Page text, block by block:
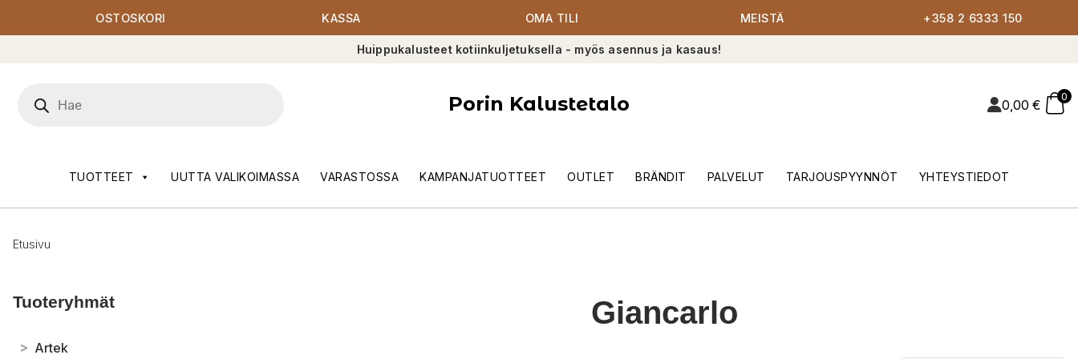
OSTOSKORI KASSA OMA TILI MEISTÄ +358 2 6333 150
Huippukalusteet kotiinkuljetuksella - myös asennus ja kasaus!
search
Porin Kalustetalo 0,00 €
0
TUOTTEET UUTTA VALIKOIMASSA VARASTOSSA KAMPANJATUOTTEET OUTLET BRÄNDIT PALVELUT TARJOUSPYYNNÖT YHTEYSTIEDOT
Etusivu
Tuoteryhmät
> Artek
Giancarlo